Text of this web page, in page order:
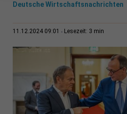
Deutsche Wirtschaftsnachrichten
11.12.2024 09:01 Lesezeit: 3 min